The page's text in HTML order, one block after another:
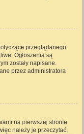
przeglądanego
Ogłoszenia są
zostały napisane.
przez administratora
na pierwszej stronie
należy je przeczytać,